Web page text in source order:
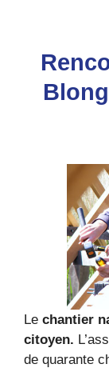
Le chantier
citoyen.
de quarante